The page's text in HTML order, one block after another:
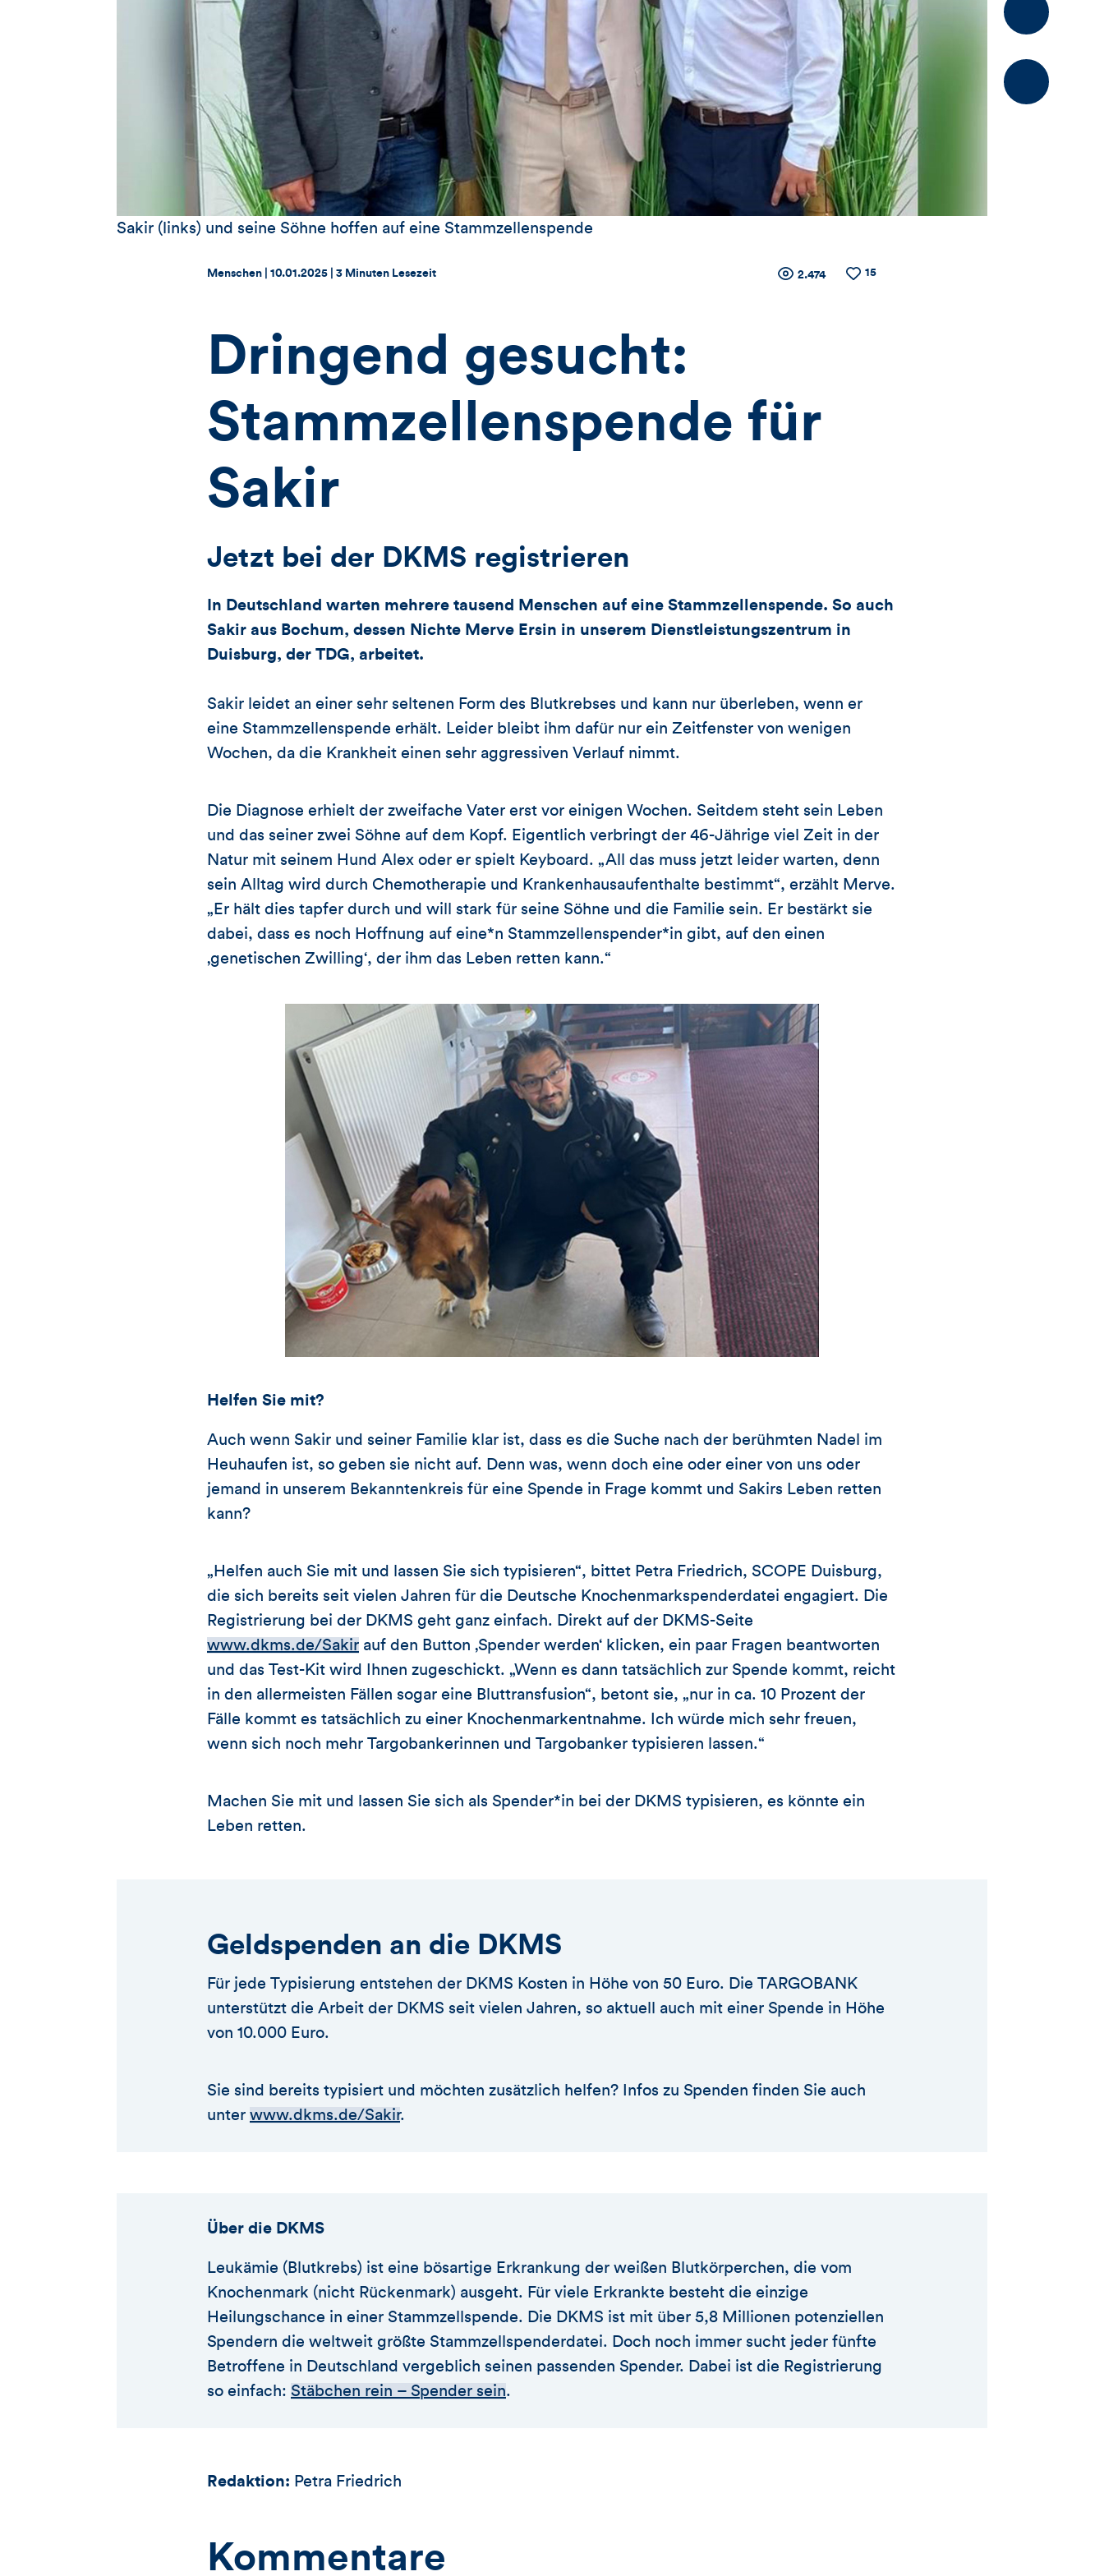
Sakir (links) und seine Söhne hoffen auf eine Stammzellenspende
Thema:
Menschen | Datum:
10.01.2025 3 Minuten Lesezeit
Zähler
Likes
Artikels
Anzahl
2.474
Anzahl
15
Dringend gesucht:
Stammzellenspende für
Sakir
Jetzt bei der DKMS registrieren
In Deutschland warten mehrere tausend Menschen auf eine Stammzellenspende. So auch
Sakir aus Bochum, dessen Nichte Merve Ersin in unserem Dienstleistungszentrum in
Duisburg, der TDG, arbeitet.
Sakir leidet an einer sehr seltenen Form des Blutkrebses und kann nur überleben, wenn er
eine Stammzellenspende erhält. Leider bleibt ihm dafür nur ein Zeitfenster von wenigen
Wochen, da die Krankheit einen sehr aggressiven Verlauf nimmt.
Die Diagnose erhielt der zweifache Vater erst vor einigen Wochen. Seitdem steht sein Leben
und das seiner zwei Söhne auf dem Kopf. Eigentlich verbringt der 46-Jährige viel Zeit in der
Natur mit seinem Hund Alex oder er spielt Keyboard. „All das muss jetzt leider warten, denn
sein Alltag wird durch Chemotherapie und Krankenhausaufenthalte bestimmt“, erzählt Merve.
„Er hält dies tapfer durch und will stark für seine Söhne und die Familie sein. Er bestärkt sie
dabei, dass es noch Hoffnung auf eine*n Stammzellenspender*in gibt, auf den einen
‚genetischen Zwilling‘, der ihm das Leben retten kann.“
Helfen Sie mit?
Auch wenn Sakir und seiner Familie klar ist, dass es die Suche nach der berühmten Nadel im
Heuhaufen ist, so geben sie nicht auf. Denn was, wenn doch eine oder einer von uns oder
jemand in unserem Bekanntenkreis für eine Spende in Frage kommt und Sakirs Leben retten
kann?
„Helfen auch Sie mit und lassen Sie sich typisieren“, bittet Petra Friedrich, SCOPE Duisburg,
die sich bereits seit vielen Jahren für die Deutsche Knochenmarkspenderdatei engagiert. Die
Registrierung bei der DKMS geht ganz einfach. Direkt auf der DKMS-Seite
www.dkms.de/Sakir auf den Button ‚Spender werden‘ klicken, ein paar Fragen beantworten
und das Test-Kit wird Ihnen zugeschickt. „Wenn es dann tatsächlich zur Spende kommt, reicht
in den allermeisten Fällen sogar eine Bluttransfusion“, betont sie, „nur in ca. 10 Prozent der
Fälle kommt es tatsächlich zu einer Knochenmarkentnahme. Ich würde mich sehr freuen,
wenn sich noch mehr Targobankerinnen und Targobanker typisieren lassen.“
Machen Sie mit und lassen Sie sich als Spender*in bei der DKMS typisieren, es könnte ein
Leben retten.
Geldspenden an die DKMS
Für jede Typisierung entstehen der DKMS Kosten in Höhe von 50 Euro. Die TARGOBANK
unterstützt die Arbeit der DKMS seit vielen Jahren, so aktuell auch mit einer Spende in Höhe
von 10.000 Euro.
Sie sind bereits typisiert und möchten zusätzlich helfen? Infos zu Spenden finden Sie auch
unter www.dkms.de/Sakir.
Über die DKMS
Leukämie (Blutkrebs) ist eine bösartige Erkrankung der weißen Blutkörperchen, die vom
Knochenmark (nicht Rückenmark) ausgeht. Für viele Erkrankte besteht die einzige
Heilungschance in einer Stammzellspende. Die DKMS ist mit über 5,8 Millionen potenziellen
Spendern die weltweit größte Stammzellspenderdatei. Doch noch immer sucht jeder fünfte
Betroffene in Deutschland vergeblich seinen passenden Spender. Dabei ist die Registrierung
so einfach: Stäbchen rein – Spender sein.
Redaktion: Petra Friedrich
Kommentare